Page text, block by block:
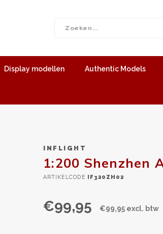
Display modellen Authentic Models
INFLIGHT
1:200 Shenzhen
ARTIKELCODE IF320ZH02
€99,95 €99,95 excl. btw